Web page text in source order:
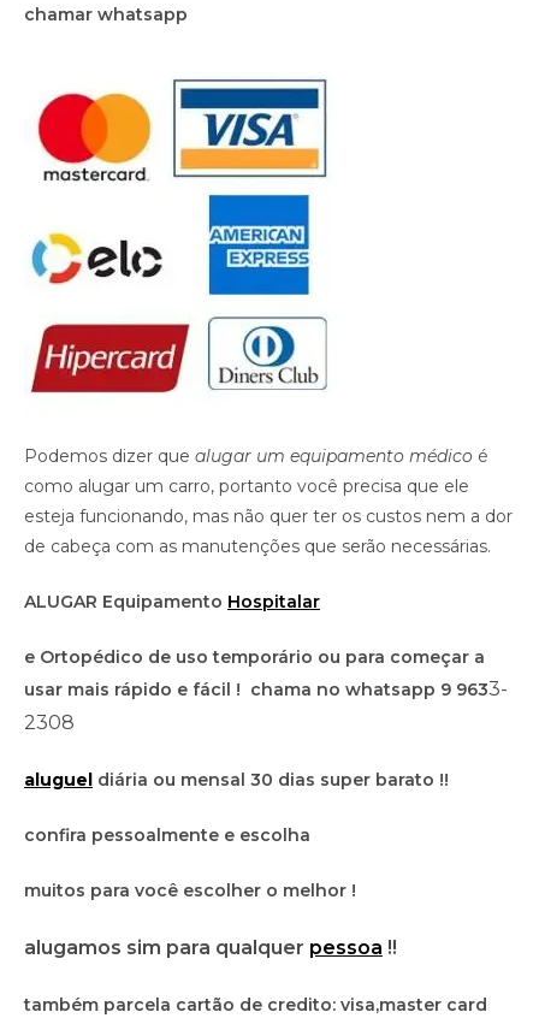
chamar whatsapp
Podemos dizer que alugar um equipamento médico é
como alugar um carro, portanto você precisa que ele
esteja funcionando, mas não quer ter os custos nem a dor
de cabeça com as manutenções que serão necessárias.
ALUGAR Equipamento Hospitalar
e Ortopédico de uso temporário ou para começar a
usar mais rápido e fácil ! chama no whatsapp 9 9633-
2308
aluguel diária ou mensal 30 dias super barato !!
confira pessoalmente e escolha
muitos para você escolher o melhor !
alugamos sim para qualquer pessoa !!
também parcela cartão de credito: visa,master card